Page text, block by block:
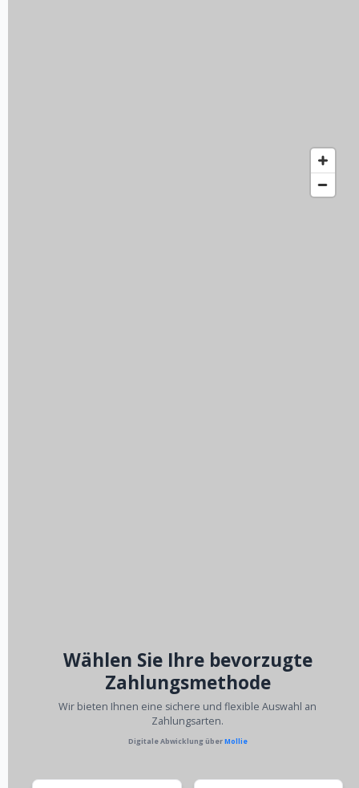
Wählen Sie Ihre bevorzugte
Zahlungsmethode
Wir bieten Ihnen eine sichere und flexible Auswahl an
Zahlungsarten.
Digitale Abwicklung überMollie